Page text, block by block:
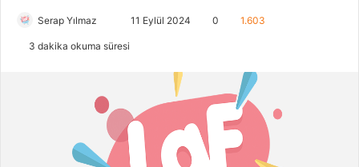
Serap Yılmaz
i
p
o
s
11 Eylül 2024 0 1.603
3 dakika okuma süresi